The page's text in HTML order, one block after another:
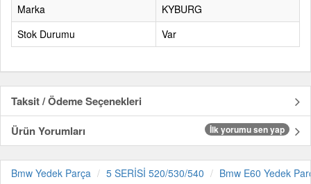
Marka
KYBURG
Stok Durumu
Var
Taksit / Ödeme Seçenekleri
Ürün Yorumları
İlk yorumu sen yap
Bmw Yedek Parça 5 SERİSİ 520/530/540 Bmw E60 Yedek